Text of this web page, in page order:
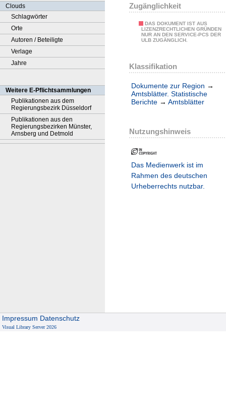
Clouds
Schlagwörter
Orte
Autoren / Beteiligte
Verlage
Jahre
Weitere E-Pflichtsammlungen
Publikationen aus dem
Regierungsbezirk Düsseldorf
Publikationen aus den
Regierungsbezirken Münster,
Arnsberg und Detmold
Zugänglichkeit
DAS DOKUMENT IST AUS
LIZENZRECHTLICHEN GRÜNDEN
NUR AN DEN SERVICE-PCS DER
ULB ZUGÄNGLICH.
Klassifikation
Dokumente zur Region →
Amtsblätter. Statistische
Berichte → Amtsblätter
Nutzungshinweis
Das Medienwerk ist im
Rahmen des deutschen
Urheberrechts nutzbar.
Impressum Datenschutz
Visual Library Server 2026